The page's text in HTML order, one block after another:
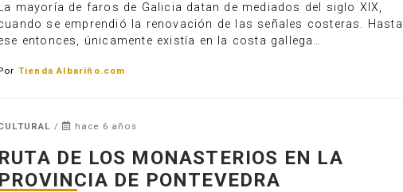
mayoría de faros de Galicia datan de mediados del siglo XIX,
se emprendió la renovación de las señales costeras. Hasta
entonces, únicamente existía en la costa gallega…
Tienda Albariño.com
/ hace 6 años
DE LOS MONASTERIOS EN LA
DE PONTEVEDRA